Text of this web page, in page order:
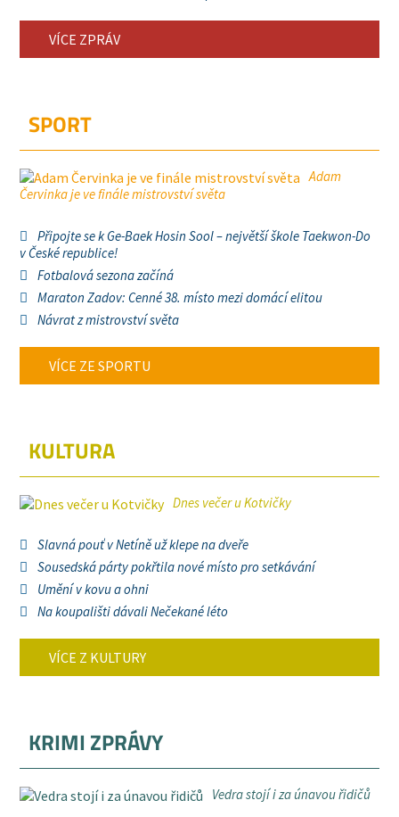
VÍCE ZPRÁV
SPORT
Adam
Červinka je ve finále mistrovství světa
Připojte se k Ge-Baek Hosin Sool – největší škole Taekwon-Do
v České republice!
Fotbalová sezona začíná
Maraton Zadov: Cenné 38. místo mezi domácí elitou
Návrat z mistrovství světa
VÍCE ZE SPORTU
KULTURA
Dnes večer u Kotvičky
Slavná pouť v Netíně už klepe na dveře
Sousedská párty pokřtila nové místo pro setkávání
Umění v kovu a ohni
Na koupališti dávali Nečekané léto
VÍCE Z KULTURY
KRIMI ZPRÁVY
Vedra stojí i za únavou řidičů